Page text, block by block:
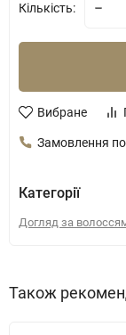
Кількість:
Вибране
Замовлення
Категорії
Догляд за
Також